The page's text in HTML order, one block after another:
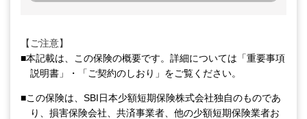
【ご注意】
■本記載は、この保険の概要です。詳細については「重要事項
説明書」・「ご契約のしおり」をご覧ください。
■この保険は、SBI日本少額短期保険株式会社独自のものであ
り、損害保険会社、共済事業者、他の少額短期保険業者お